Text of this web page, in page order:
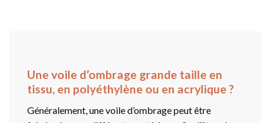
Une voile d’ombrage grande taille en
tissu, en polyéthylène ou en acrylique ?
Généralement, une voile d’ombrage peut être